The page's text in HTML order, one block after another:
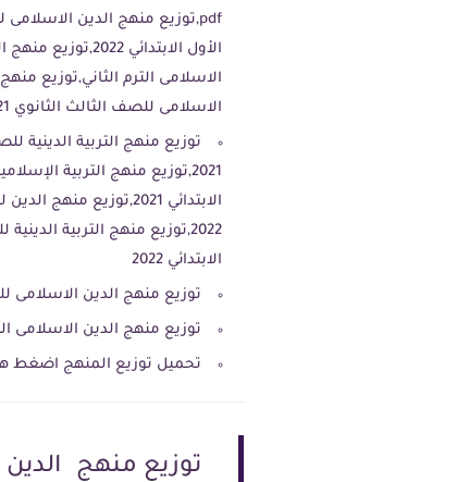
الاسلامى للصف الثالث الثانوي 2021,توزيع منهج الدين الاسلامى للصف الثالث الابتدائي 2022
الابتدائي 2022
توزيع منهج الدين الاسلامى
توزيع منهج الدين الاسلامى الترم
تحميل توزيع المنهج اضغط